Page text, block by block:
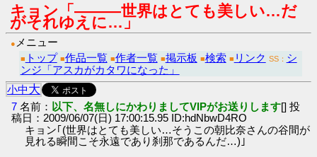
キョン「―――世界はとても美しい…だ
がそれゆえに…」
● メニュー
■ トップ ■作品一覧 ■作者一覧 ■掲示板 ■検索 ■ リンク SS： シ
ンジ「アスカがカタワになった」
小中大
7 名前： 以下、名無しにかわりましてVIPがお送りします[] 投
稿日：2009/06/07(日) 17:00:15.95 ID:hdNbwD4RO
キョン｢(世界はとても美しい…そうこの朝比奈さんの谷間が
見れる瞬間こそ永遠であり刹那であるんだ…)｣